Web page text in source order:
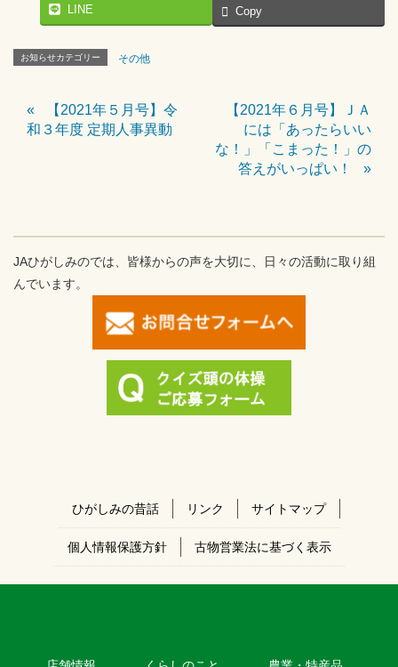
LINE Copy
お知らせカテゴリー その他
【2021年５月号】令
和３年度 定期人事異動
【2021年６月号】ＪＡ
には「あったらいい
な！」「こまった！」の
答えがいっぱい！
JAひがしみのでは、皆様からの声を大切に、日々の活動に取り組
んでいます。
ひがしみの昔話 リンク サイトマップ
個人情報保護方針 古物営業法に基づく表示